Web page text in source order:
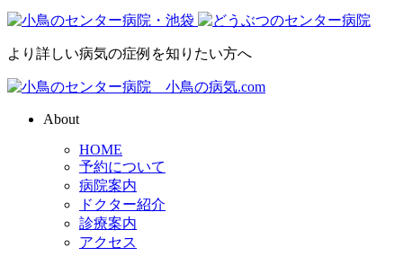
より詳しい病気の症例を知りたい方へ
About
HOME
予約について
病院案内
ドクター紹介
診療案内
アクセス